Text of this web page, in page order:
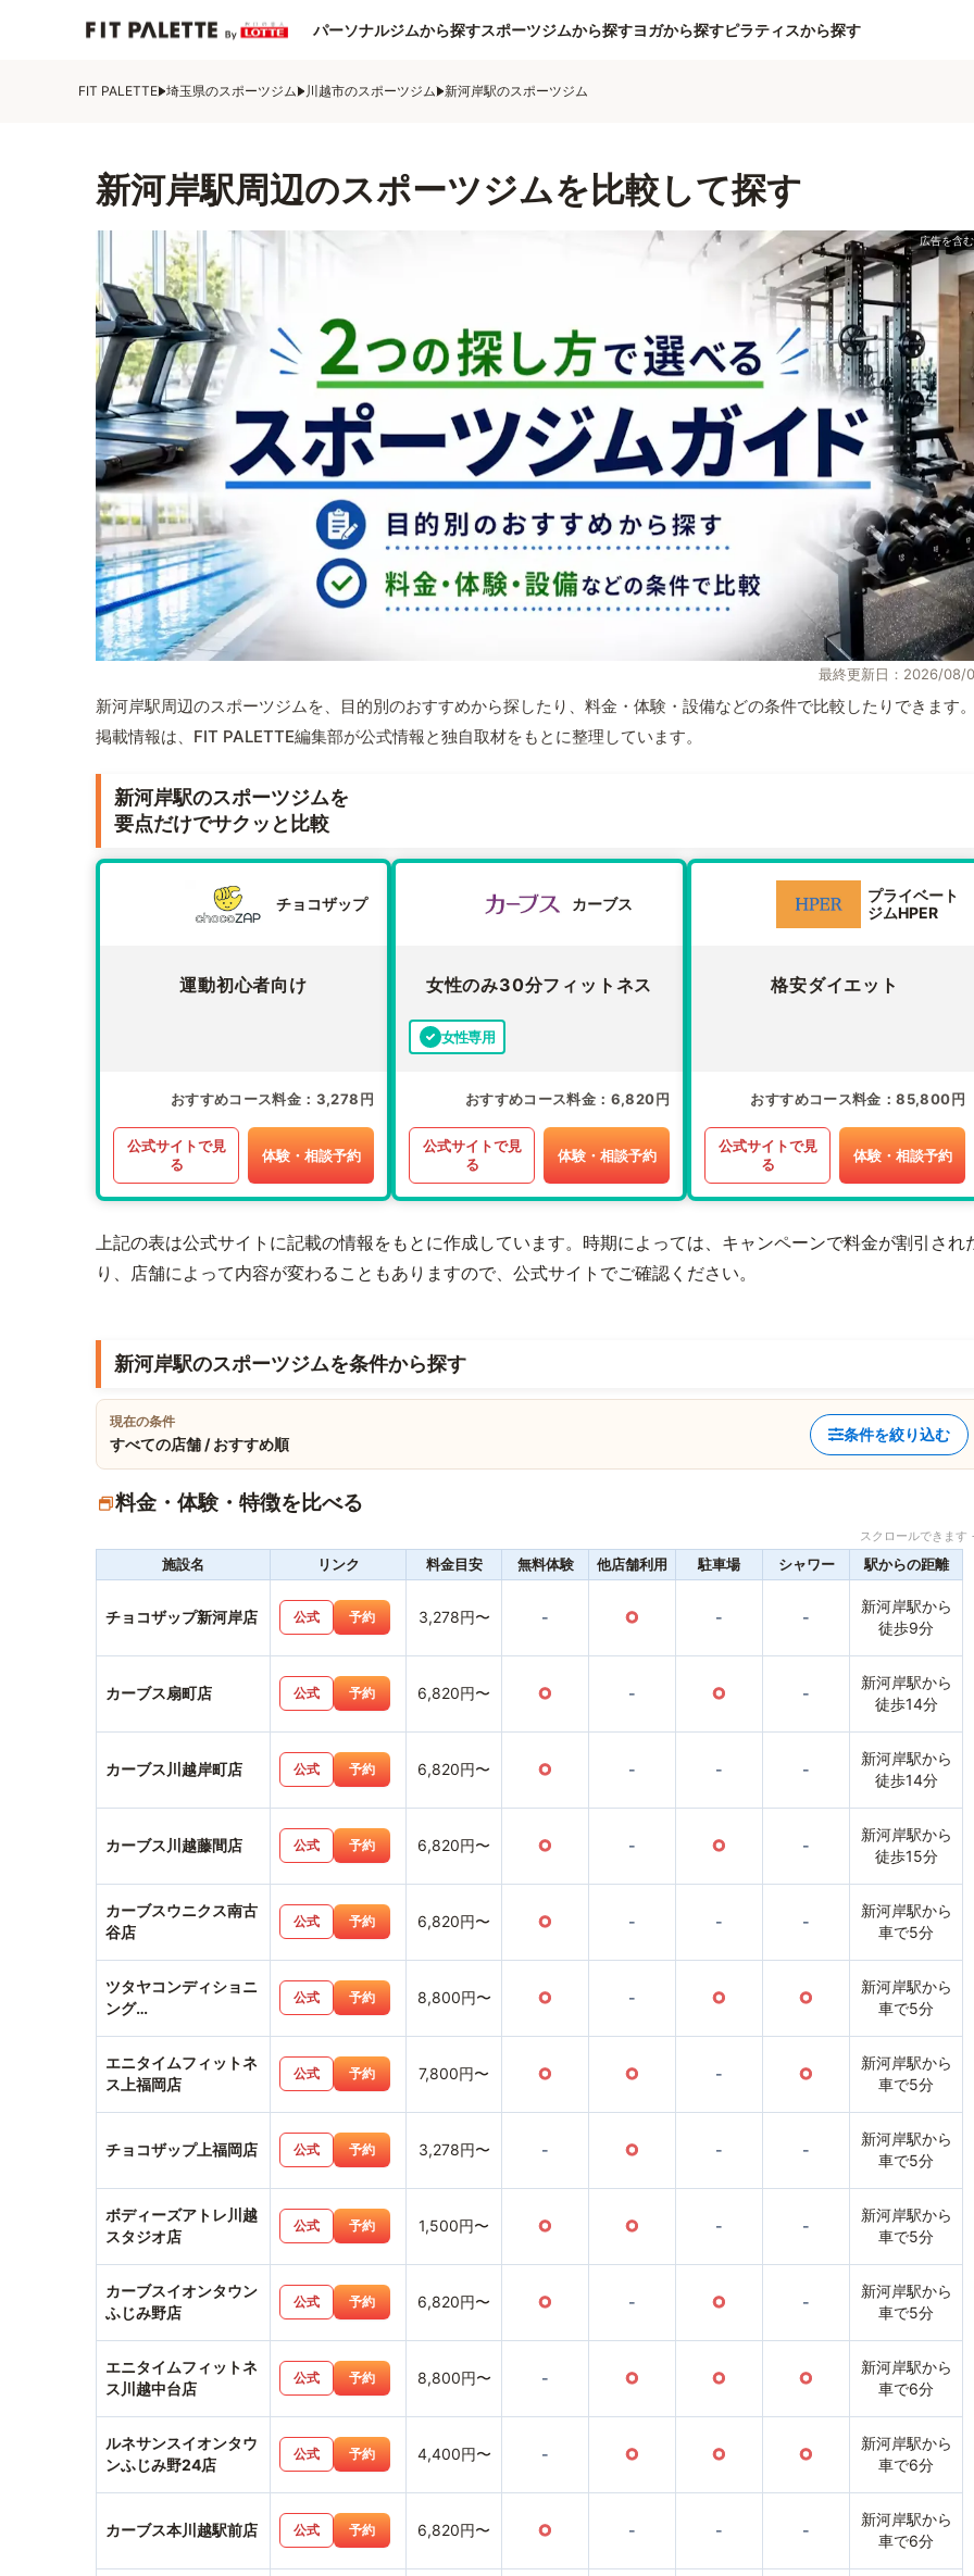
パーソナルジムから探すスポーツジムから探すヨガから探すピラティスから探す
FIT PALETTE 埼玉県のスポーツジム 川越市のスポーツジム 新河岸駅のスポーツジム
新河岸駅周辺のスポーツジムを比較して探す
最終更新日：2026/08/
新河岸駅周辺のスポーツジムを、目的別のおすすめから探したり、料金・体験・設備などの条件で比較したりできます
掲載情報は、FIT PALETTE編集部が公式情報と独自取材をもとに整理しています。
新河岸駅のスポーツジムを
要点だけでサクッと比較
チョコザップ
運動初心者向け
おすすめコース料金 3,278円
公式サイトで見
る
体験・相談予約
カーブス
女性のみ30分フィットネス
女性専用
おすすめコース料金 6,820円
公式サイトで見
る
体験・相談予約
プライベート
ジムHPER
格安ダイエット
おすすめコース料金 85,800円
公式サイトで見
る
体験・相談予約
上記の表は公式サイトに記載の情報をもとに作成しています。時期によっては、キャンペーンで料金が割引され
り、店舗によって内容が変わることもありますので、公式サイトでご確認ください。
新河岸駅のスポーツジムを条件から探す
現在の条件
すべての店舗 / おすすめ順
条件を絞り込む
料金・体験・特徴を比べる
スクロールできま
施設名 リンク 料金目安 無料体験 他店舗利用 駐車場 シャワー 駅からの距離
チョコザップ新河岸店 公式 予約 3,278円〜 - ○ - -
新河岸駅から
徒歩9分
カーブス扇町店 公式 予約 6,820円〜 ○ - ○ -
新河岸駅から
徒歩14分
カーブス川越岸町店 公式 予約 6,820円〜 ○ - - -
新河岸駅から
徒歩14分
カーブス川越藤間店 公式 予約 6,820円〜 ○ - ○ -
新河岸駅から
徒歩15分
カーブスウニクス南古
谷店
公式 予約 6,820円〜 ○ - - -
新河岸駅から
車で5分
ツタヤコンディショニ
ング
公式 予約 8,800円〜 ○ - ○ ○
新河岸駅から
車で5分
エニタイムフィットネ
ス上福岡店
公式 予約 7,800円〜 ○ ○ - ○
新河岸駅から
車で5分
チョコザップ上福岡店 公式 予約 3,278円〜 - ○ - -
新河岸駅から
車で5分
ボディーズアトレ川越
スタジオ店
公式 予約 1,500円〜 ○ ○ - -
新河岸駅から
車で5分
カーブスイオンタウン
ふじみ野店
公式 予約 6,820円〜 ○ - ○ -
新河岸駅から
車で5分
エニタイムフィットネ
ス川越中台店
公式 予約 8,800円〜 - ○ ○ ○
新河岸駅から
車で6分
ルネサンスイオンタウ
ンふじみ野24店
公式 予約 4,400円〜 - ○ ○ ○
新河岸駅から
車で6分
カーブス本川越駅前店 公式 予約 6,820円〜 ○ - - -
新河岸駅から
車で6分